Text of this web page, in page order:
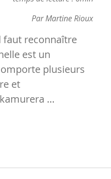
Par Martine Rioux
faut reconnaître
est un
plusieurs
et
…